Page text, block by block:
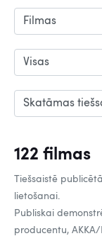
122 filmas
Tiešsaistē
lietošanai.
Publiskai
producentu,